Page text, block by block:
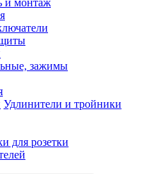
и монтаж
зажимы
Удлинители и тройники
для розетки